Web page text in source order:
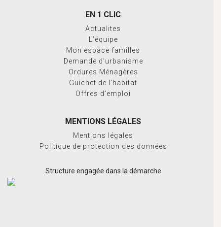
EN 1 CLIC
Actualites
L’équipe
Mon espace familles
Demande d’urbanisme
Ordures Ménagères
Guichet de l’habitat
Offres d’emploi
MENTIONS LÉGALES
Mentions légales
Politique de protection des données
Structure engagée dans la démarche